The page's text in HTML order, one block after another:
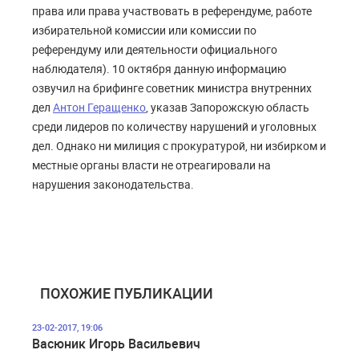
права или права участвовать в референдуме, работе
избирательной комиссии или комиссии по
референдуму или деятельности официального
наблюдателя). 10 октября данную информацию
озвучил на брифинге советник министра внутренних
дел Антон Геращенко , указав Запорожскую область
среди лидеров по количеству нарушений и уголовных
дел. Однако ни милиция с прокуратурой, ни избирком и
местные органы власти не отреагировали на
нарушения законодательства.
ПОХОЖИЕ ПУБЛИКАЦИИ
23-02-2017, 19:06
Васюник Игорь Васильевич